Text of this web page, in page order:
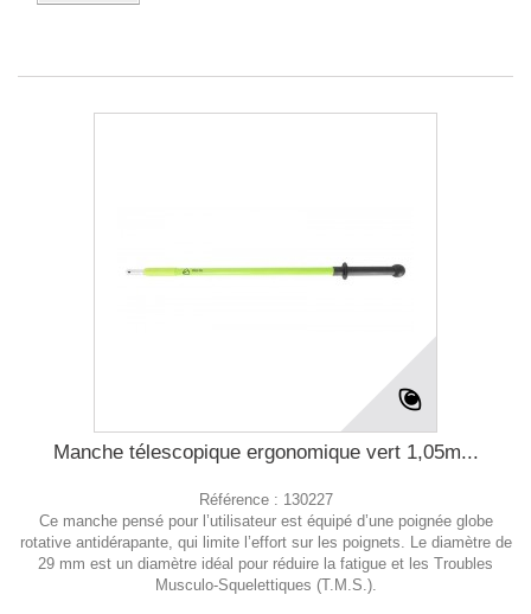
Manche télescopique ergonomique vert 1,05m...
Référence : 130227
Ce manche pensé pour l’utilisateur est équipé d’une poignée globe
rotative antidérapante, qui limite l’effort sur les poignets. Le diamètre de
29 mm est un diamètre idéal pour réduire la fatigue et les Troubles
Musculo-Squelettiques (T.M.S.).